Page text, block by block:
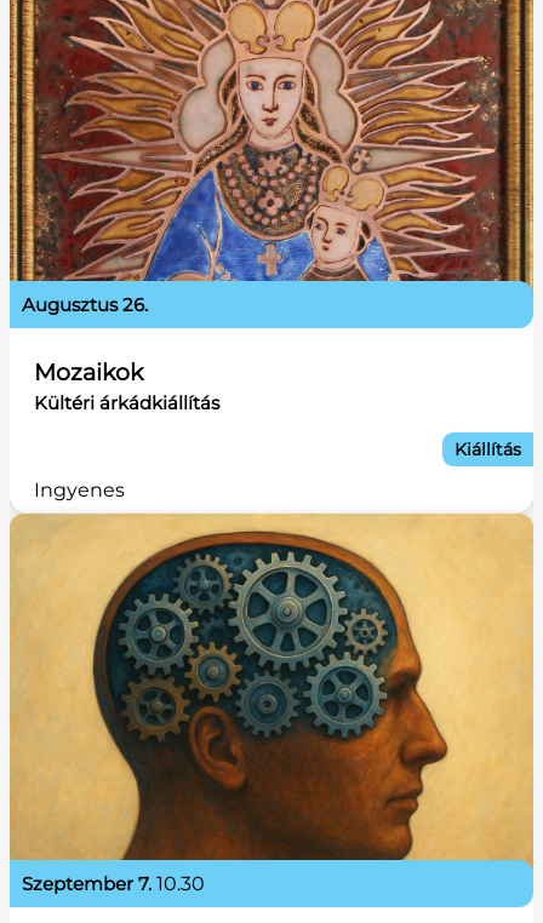
Mozaikok
Kültéri árkádkiállítás
augusztus 26.
Ingyenes
Kiállítás
szeptember 7. 10.30